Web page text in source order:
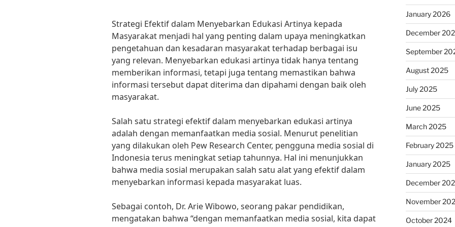
Strategi Efektif dalam Menyebarkan Edukasi Artinya kepada
Masyarakat menjadi hal yang penting dalam upaya meningkatkan
pengetahuan dan kesadaran masyarakat terhadap berbagai isu
yang relevan. Menyebarkan edukasi artinya tidak hanya tentang
memberikan informasi, tetapi juga tentang memastikan bahwa
informasi tersebut dapat diterima dan dipahami dengan baik oleh
masyarakat.
Salah satu strategi efektif dalam menyebarkan edukasi artinya
adalah dengan memanfaatkan media sosial. Menurut penelitian
yang dilakukan oleh Pew Research Center, pengguna media sosial di
Indonesia terus meningkat setiap tahunnya. Hal ini menunjukkan
bahwa media sosial merupakan salah satu alat yang efektif dalam
menyebarkan informasi kepada masyarakat luas.
Sebagai contoh, Dr. Arie Wibowo, seorang pakar pendidikan,
mengatakan bahwa “dengan memanfaatkan media sosial, kita dapat
January 2026
December
September
August 2025
July 2025
June 2025
March 2025
February 2025
January 2025
December
November
October 2024